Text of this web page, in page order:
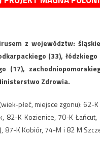
z województw:
(33),
(17),
Zdrowia.
płeć, miejsce zgonu): 62-
82-K Kozienice, 70-K
K Kobiór, 74-M i 82 M